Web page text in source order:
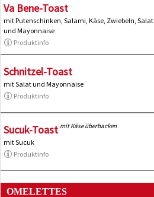
Va Bene-Toast
mit Putenschinken, Salami, Käse, Zwiebeln, Salat
und Mayonnaise
Produktinfo
Schnitzel-Toast
mit Salat und Mayonnaise
Produktinfo
Sucuk-Toast mit Käse überbacken
mit Sucuk
Produktinfo
OMELETTES